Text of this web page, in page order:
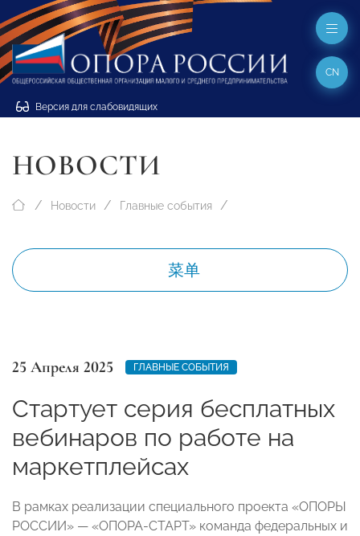
Версия для слабовидящих
CN
НОВОСТИ
Новости Главные события
菜单
25 Апреля 2025 ГЛАВНЫЕ СОБЫТИЯ
Стартует серия бесплатных
вебинаров по работе на
маркетплейсах
В рамках реализации специального проекта «ОПОРЫ
РОССИИ» — «ОПОРА-СТАРТ» команда федеральных и